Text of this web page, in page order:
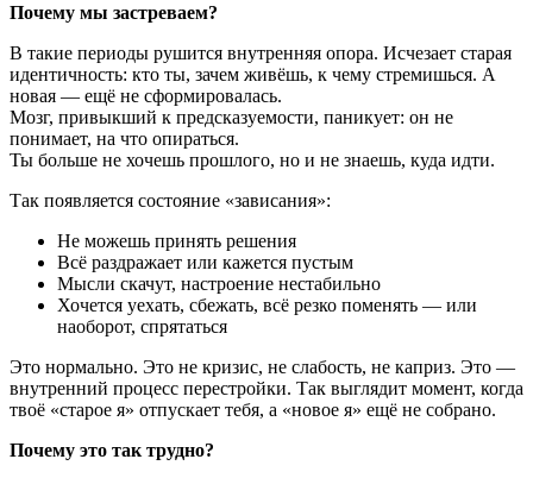
Почему мы застреваем?
В такие периоды рушится внутренняя опора. Исчезает старая
идентичность: кто ты, зачем живёшь, к чему стремишься. А
новая — ещё не сформировалась.
Мозг, привыкший к предсказуемости, паникует: он не
понимает, на что опираться.
Ты больше не хочешь прошлого, но и не знаешь, куда идти.
Так появляется состояние «зависания»:
Не можешь принять решения
Всё раздражает или кажется пустым
Мысли скачут, настроение нестабильно
Хочется уехать, сбежать, всё резко поменять — или
наоборот, спрятаться
Это нормально. Это не кризис, не слабость, не каприз. Это —
внутренний процесс перестройки. Так выглядит момент, когда
твоё «старое я» отпускает тебя, а «новое я» ещё не собрано.
Почему это так трудно?